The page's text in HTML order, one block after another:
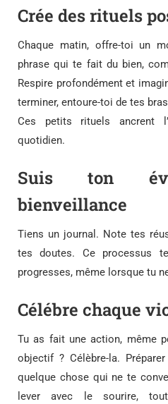
Crée des rituels
Chaque matin, offre-toi un
phrase qui te fait du bien,
Respire profondément et
terminer, entoure-toi de tes
Ces petits rituels ancrent
quotidien.
Suis ton
bienveillance
Tiens un journal. Note tes
tes doutes. Ce processus
progresses, même lorsque tu
Célébre chaque
Tu as fait une action, même
objectif ? Célèbre-la.
quelque chose qui ne te
lever avec le sourire,